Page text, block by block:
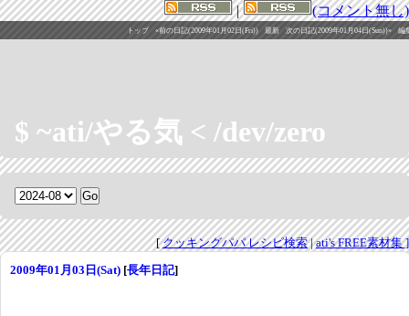
| (コメント無し)
トップ «前の日記(2009年01月02日(Fri)) 最新 次の日記(2009年01月04日(Sun))» 編
$ ~ati/やる気 < /dev/zero
[クッキングパパ レシピ検索|ati's FREE素材集 ]
2009年01月03日(Sat) [長年日記]